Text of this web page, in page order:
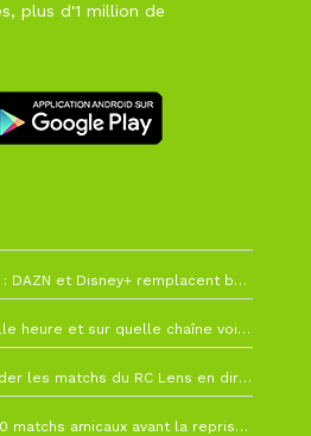
plus d'1 million de
La Liga change de diffuseur : DAZN et Disney+ remplacent beIN Sports !
RC Lens – Villarreal : à quelle heure et sur quelle chaîne voir la finale de la Como Cup ?
Como Cup : comment regarder les matchs du RC Lens en direct ?
Ligue 1+ diffusera plus de 30 matchs amicaux avant la reprise de la Ligue 1